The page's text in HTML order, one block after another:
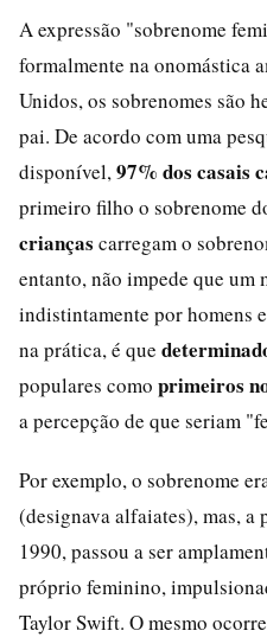
A expressão "sobrenome
formalmente na onomástica
Unidos, os sobrenomes são
pai. De acordo com uma
disponível, 97% dos casais
primeiro filho o sobrenome
crianças carregam o
entanto, não impede que um
indistintamente por homens
na prática, é que
populares como primeiros
a percepção de que seriam
Por exemplo, o sobrenome
(designava alfaiates), mas, a
1990, passou a ser
próprio feminino,
Taylor Swift. O mesmo